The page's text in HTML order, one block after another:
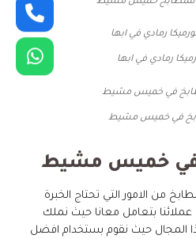
رمادي في ابها
في خميس مشيط
في خميس مشيط
من الامور التي تحتاج الخبرة
بتعامل معانا حيث نملك
المجال حيث نقوم بستخدام افضل